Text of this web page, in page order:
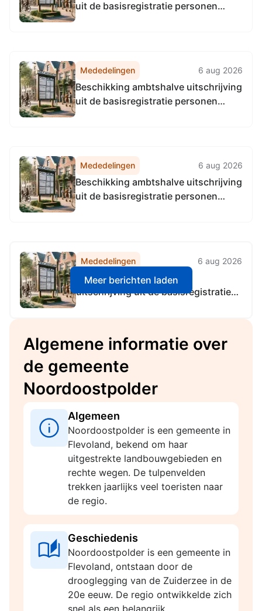
uit de basisregistratie personen
Mededelingen 6 aug 2026
Beschikking ambtshalve uitschrijving
uit de basisregistratie personen
Mededelingen 6 aug 2026
Beschikking ambtshalve uitschrijving
uit de basisregistratie personen
Mededelingen 6 aug 2026
Beschikking ambtshalve
uitschrijving uit de basisregistratie
Meer berichten laden
Algemene informatie over
de gemeente
Noordoostpolder
Algemeen
Noordoostpolder is een gemeente in
Flevoland, bekend om haar
uitgestrekte landbouwgebieden en
rechte wegen. De tulpenvelden
trekken jaarlijks veel toeristen naar
de regio.
Geschiedenis
Noordoostpolder is een gemeente in
Flevoland, ontstaan door de
drooglegging van de Zuiderzee in de
20e eeuw. De regio ontwikkelde zich
snel als een belangrijk